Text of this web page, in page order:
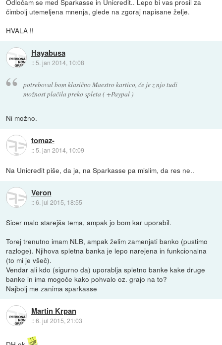
čimbolj utemeljena mnenja, glede na zgoraj napisane želje.
HVALA !!
Hayabusa
:: 5. jan 2014, 10:08
potreboval bom klasično Maestro kartico, če je z njo tudi
možnost plačila preko spleta ( +Paypal )
Ni možno.
tomaz-
::5. jan 2014, 10:09
Na Unicredit piše, da ja, na Sparkasse pa mislim, da res ne..
Veron
::6. jul 2015, 18:55
Sicer malo starejša tema, ampak jo bom kar uporabil.
Torej trenutno imam NLB, ampak želim zamenjati banko (pustimo
razloge). Njihova spletna banka je lepo narejena in funkcionalna
(to mi je všeč).
Vendar ali kdo (sigurno da) uporablja spletno banke kake druge
banke in ima mogoče kako pohvalo oz. grajo na to?
Najbolj me zanima sparkasse
Martin Krpan
::6. jul 2015, 21:03